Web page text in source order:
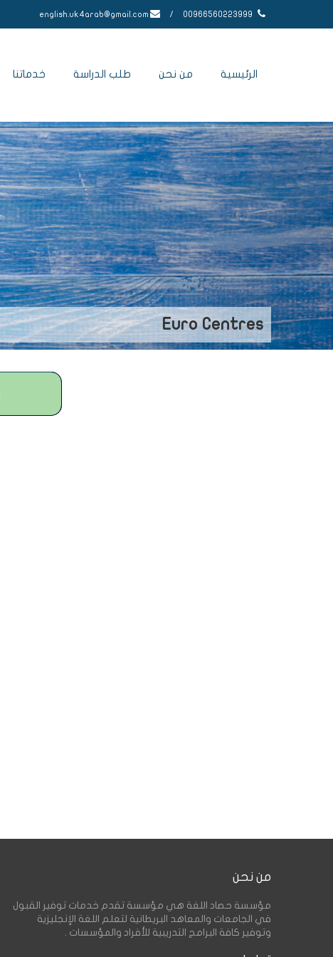
/
english.uk4arab@gmail.com
الرئيسية من نحن طلب الدراسة خدماتنا
Euro Centres
من نحن
مؤسسة حصاد اللغة هي مؤسسة تقدم خدمات توفير القبول
في الجامعات والمعاهد البريطانية لتعلم اللغة الإنجليزية
وتوفير كافة البرامج التدريبية للأفراد والمؤسسات .